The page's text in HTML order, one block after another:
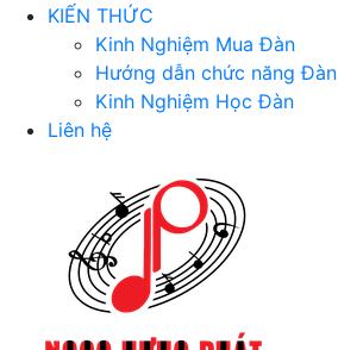
KIẾN THỨC
Kinh Nghiệm Mua Đàn
Hướng dẫn chức năng Đàn
Kinh Nghiệm Học Đàn
Liên hệ